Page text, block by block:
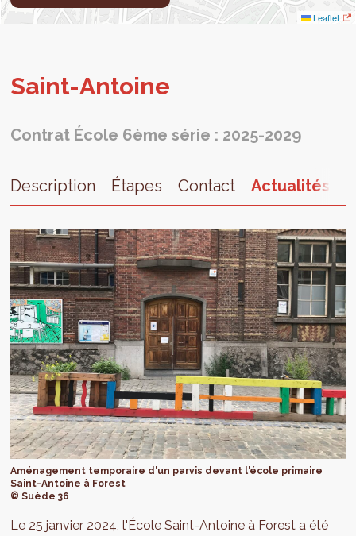
Leaflet
Saint-Antoine
Contrat École 6ème série : 2025-2029
Description Étapes Contact Actualités
Aménagement temporaire d'un parvis devant l'école primaire
Saint-Antoine à Forest
© Suède 36
Le 25 janvier 2024, l'École Saint-Antoine à Forest a été